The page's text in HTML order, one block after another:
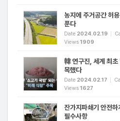
농지에 주거공간 허
푼다
Date 2024.02.19
Views 1909
韓 연구진, 세계 최
목했다
Date 2024.02.17
Views 1627
잔가지파쇄기 안전
필수사항